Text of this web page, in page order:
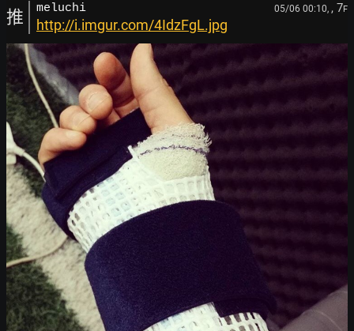
推 meluchi 05/06 00:10, , 7F
http://i.imgur.com/4IdzFgL.jpg